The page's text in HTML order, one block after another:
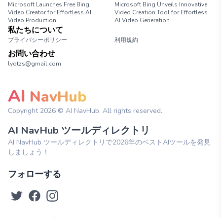
Microsoft Launches Free Bing
Video Creator for Effortless AI
Video Production
Microsoft Bing Unveils Innovative
Video Creation Tool for Effortless
AI Video Generation
私たちについて
プライバシーポリシー 利用規約
お問い合わせ
lyqtzs@gmail.com
AI NavHub
Copyright 2026 © AI NavHub. All rights reserved.
AI NavHub ツールディレクトリ
AI NavHub ツールディレクトリで2026年のベストAIツールを発見
しましょう！
フォローする